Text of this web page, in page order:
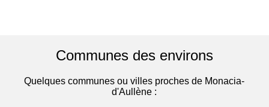
Communes des environs
Quelques communes ou villes proches de Monacia-
d'Aullène :